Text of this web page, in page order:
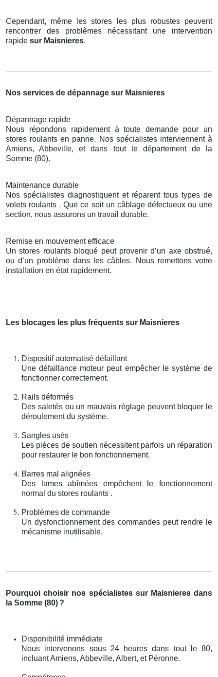
Cependant, même les stores les plus robustes peuvent
rencontrer des problèmes nécessitant une intervention
rapide sur Maisnieres.
Nos services de dépannage sur Maisnieres
Dépannage rapide
Nous répondons rapidement à toute demande pour un
stores roulants en panne. Nos spécialistes interviennent à
Amiens, Abbeville, et dans tout le département de la
Somme (80).
Maintenance durable
Nos spécialistes diagnostiquent et réparent tous types de
volets roulants . Que ce soit un câblage défectueux ou une
section, nous assurons un travail durable.
Remise en mouvement efficace
Un stores roulants bloqué peut provenir d’un axe obstrué,
ou d’un problème dans les câbles. Nous remettons votre
installation en état rapidement.
Les blocages les plus fréquents sur Maisnieres
Dispositif automatisé défaillant
Une défaillance moteur peut empêcher le système de
fonctionner correctement.
Rails déformés
Des saletés ou un mauvais réglage peuvent bloquer le
déroulement du système.
Sangles usés
Les pièces de soutien nécessitent parfois un réparation
pour restaurer le bon fonctionnement.
Barres mal alignées
Des lames abîmées empêchent le fonctionnement
normal du stores roulants .
Problèmes de commande
Un dysfonctionnement des commandes peut rendre le
mécanisme inutilisable.
Pourquoi choisir nos spécialistes sur Maisnieres dans
la Somme (80) ?
Disponibilité immédiate
Nous intervenons sous 24 heures dans tout le 80,
incluant Amiens, Abbeville, Albert, et Péronne.